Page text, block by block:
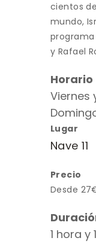
cientos
mundo,
programa
y Rafael
Horario
Viernes
Lugar
Nave 11
Precio
Desde
1 hora y